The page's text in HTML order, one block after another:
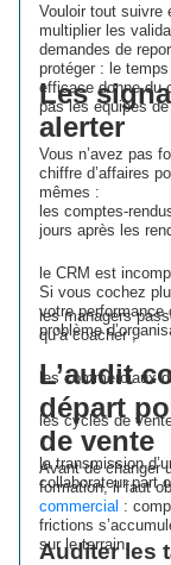
Vouloir tout suivre
multiplier les
demandes de
protéger : le
efficace donne du
pas les équipes
Les
alerter
Vous n’avez pas
chiffre d’affaires
mêmes :
les comptes-
jours après les
le CRM est
les managers
qu’à coacher ;
les commerciaux
les cycles de
la transmission
collaborateur part
Si vous cochez
votre performance
problème
L’audit
départ
de vente
Avant de changer
formation, il faut
commercial :
frictions
sur le terrain.
Auditer les